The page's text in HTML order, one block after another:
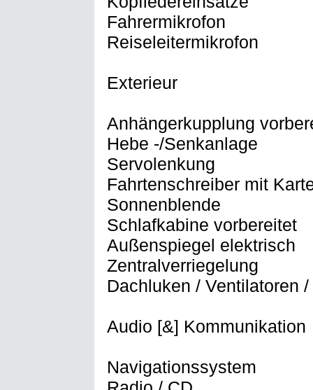
Fahrermikrofon
Reiseleitermikrofon
Exterieur
Anhängerkupplung
Hebe -/Senkanlage
Servolenkung
Fahrtenschreiber mit
Sonnenblende
Schlafkabine vorbereitet
Außenspiegel elektrisch
Zentralverriegelung
Dachluken / Ventilatoren
Audio [&] Kommunikation
Navigationssystem